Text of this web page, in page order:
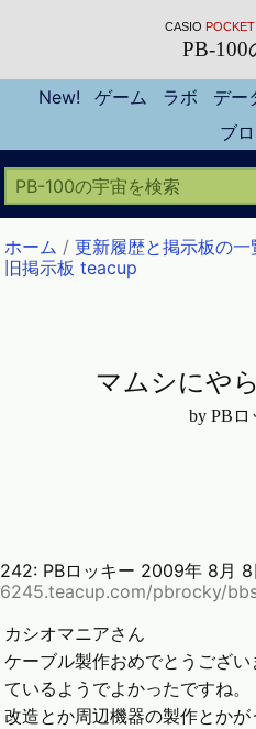
CASIO
PB-100
New! ゲーム ラボ デー
ブ
ホーム /更新履歴と掲示板の一
旧掲示板 teacup
マムシにや
by PBロ
242: PBロッキー 2009年 8月
6245.teacup.com/pbrocky/
カシオマニアさん
ケーブル製作おめでとうござ
ているようでよかったですね。
改造とか周辺機器の製作とか